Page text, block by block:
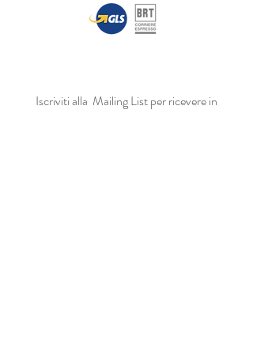
Iscriviti alla Mailing List per ricevere in